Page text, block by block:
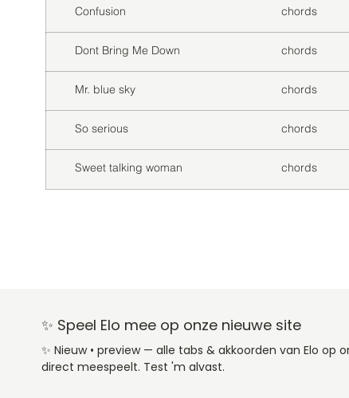
Confusion chords
Dont Bring Me Down chords
Mr. blue sky chords
So serious chords
Sweet talking woman chords
✨ Speel Elo mee op onze nieuwe site
✨ Nieuw • preview — alle tabs & akkoorden van Elo
direct meespeelt. Test 'm alvast.